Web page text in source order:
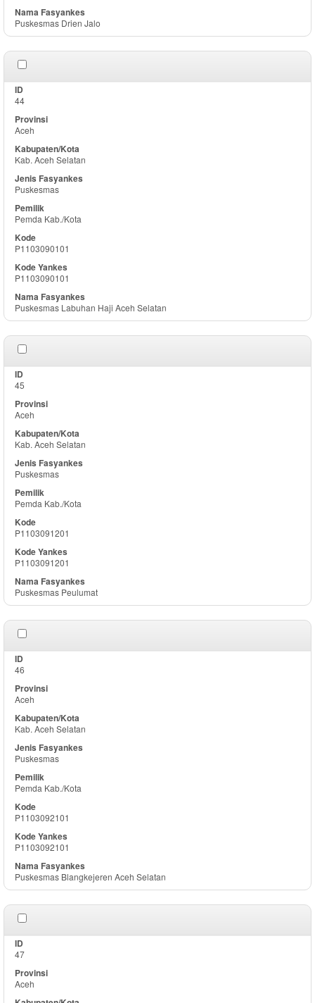
Puskesmas Drien Jalo
44
Aceh
Kab. Aceh Selatan
Puskesmas
Pemda Kab./Kota
P1103090101
P1103090101
Puskesmas Labuhan Haji Aceh Selatan
45
Aceh
Kab. Aceh Selatan
Puskesmas
Pemda Kab./Kota
P1103091201
P1103091201
Puskesmas Peulumat
46
Aceh
Kab. Aceh Selatan
Puskesmas
Pemda Kab./Kota
P1103092101
P1103092101
Puskesmas Blangkejeren Aceh Selatan
47
Aceh